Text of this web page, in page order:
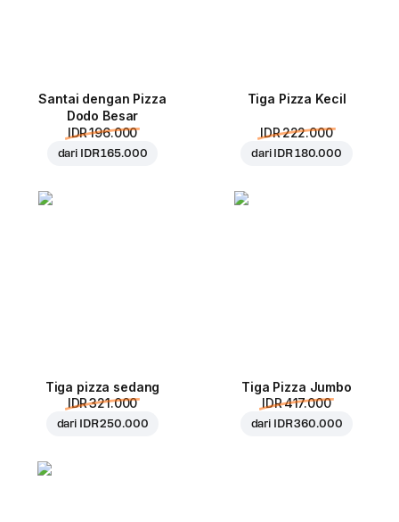
Santai dengan Pizza
Dodo Besar
IDR 196.000
dari IDR 165.000
Tiga Pizza Kecil
IDR 222.000
dari IDR 180.000
Tiga pizza sedang
IDR 321.000
dari IDR 250.000
Tiga Pizza Jumbo
IDR 417.000
dari IDR 360.000